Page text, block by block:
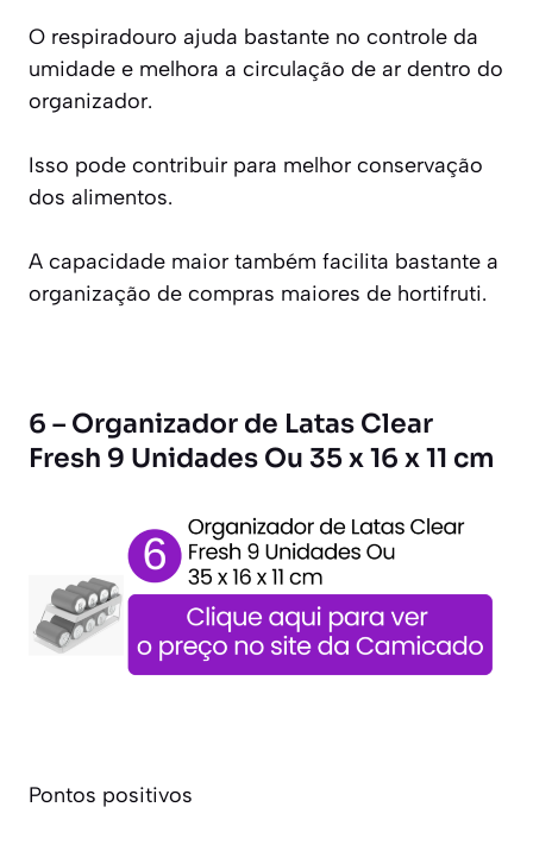
O respiradouro ajuda bastante no controle da
umidade e melhora a circulação de ar dentro do
organizador.
Isso pode contribuir para melhor conservação
dos alimentos.
A capacidade maior também facilita bastante a
organização de compras maiores de hortifruti.
6 – Organizador de Latas Clear
Fresh 9 Unidades Ou 35 x 16 x 11 cm
Pontos positivos